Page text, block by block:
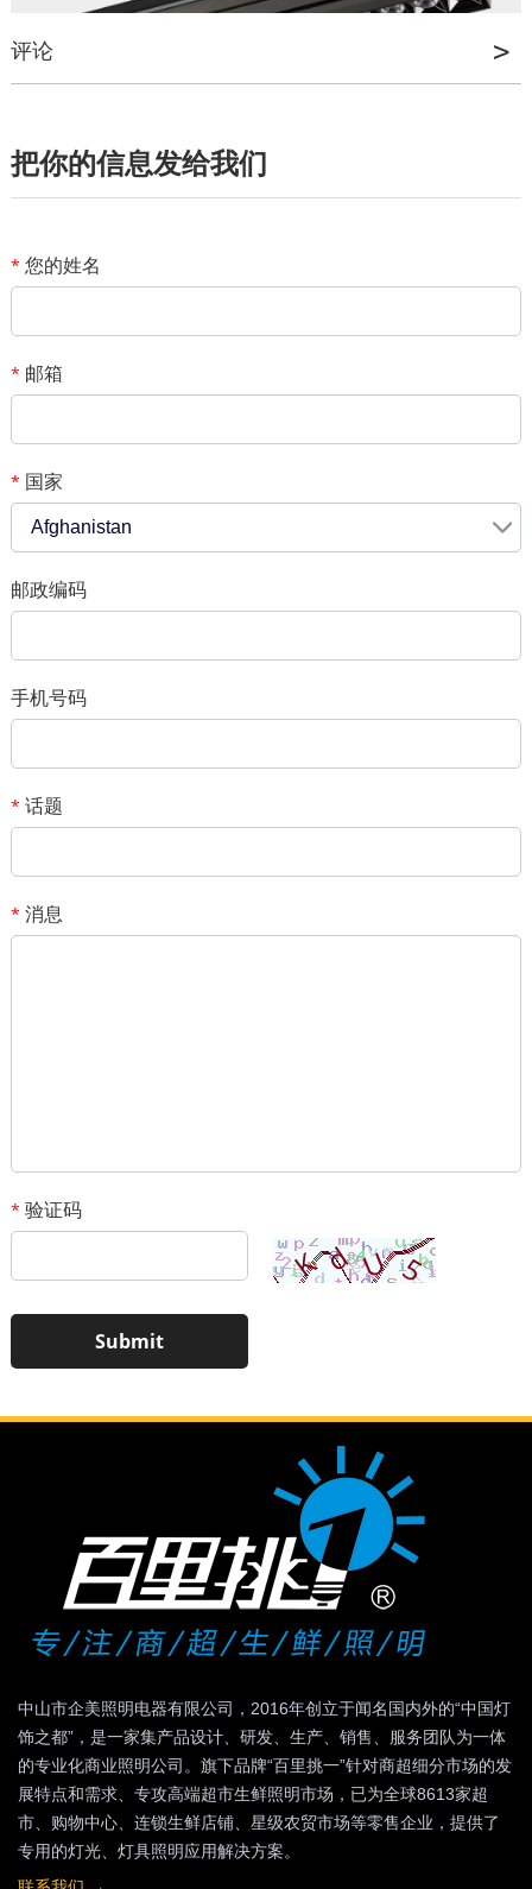
评论
*
验证码
添加你的照片
1/1
把你的信息发给我们
* 您的姓名
* 邮箱
* 国家
Afghanistan
邮政编码
手机号码
* 话题
* 消息
* 验证码
中山市企美照明电器有限公司，2016年创立于闻名国内外的“中国灯
饰之都”，是一家集产品设计、研发、生产、销售、服务团队为一体
的专业化商业照明公司。旗下品牌“百里挑一”针对商超细分市场的发
展特点和需求、专攻高端超市生鲜照明市场，已为全球8613家超
市、购物中心、连锁生鲜店铺、星级农贸市场等零售企业，提供了
专用的灯光、灯具照明应用解决方案。